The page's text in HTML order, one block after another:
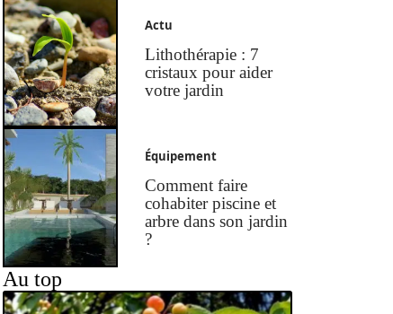
Actu
Lithothérapie : 7
cristaux pour aider
votre jardin
Équipement
Comment faire
cohabiter piscine et
arbre dans son jardin
?
Au top